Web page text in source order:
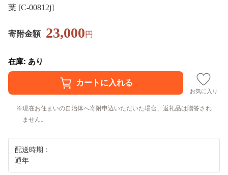
葉 [C-00812j]
寄附金額 23,000円
在庫: あり
お気に入り
現在お住まいの自治体へ寄附申込いただいた場合、返礼品は贈答され
ません。
配送時期：
通年